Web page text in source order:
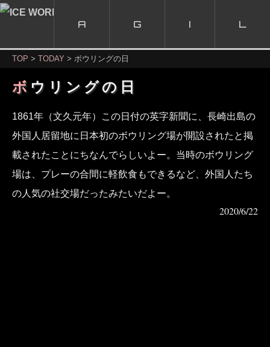
A G I L
TOP TODAY ボウリングの日
ボウリングの日
1861年（文久元年）この日付の英字新聞に、長崎出島の
外国人居留地に日本初のボウリング場が開設されたと掲
載されたことにちなんでらしいよー。当時のボウリング
場は、プレーの合間に軽飲食もできるなど、外国人たち
の人気の社交場だったみたいだよー。
2020/6/22